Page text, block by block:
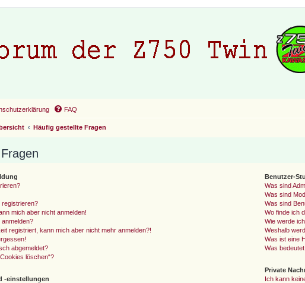
FAQ
Häufig gestellte Fragen
registrieren?
mich aber nicht anmelden!
registriert, kann mich aber nicht mehr anmelden?!
abgemeldet?
löschen“?
-einstellungen
Benutzer-
Was sind
Was sind
Was sind
Wo finde ich
Wie werde
Weshalb
Was ist eine
Was
Private
Ich kann